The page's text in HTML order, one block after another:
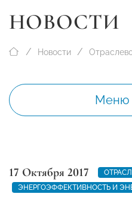
НОВОСТИ
Новости
Меню
17 Октября 2017
ЭНЕРГОЭФФЕКТИВНОСТЬ И